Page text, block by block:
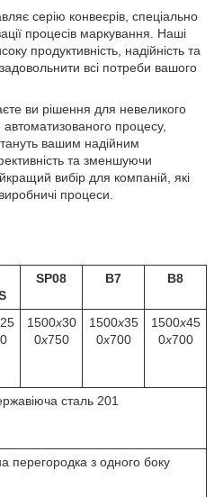
серію конвеєрів, спеціально
процесів маркування. Наші
продуктивність, надійність та
всі потреби вашого
ви рішення для невеликого
процесу,
вашим надійним
та зменшуючи
вибір для компаній, які
процеси.
SP08 B7 B8
25
1500х30
0х750
1500х35
0х700
1500х45
0х700
сталь 201
перегородка з одного боку